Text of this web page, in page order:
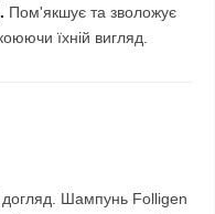
Пом'якшує та зволожує
їхній вигляд.
догляд. Шампунь Folligen